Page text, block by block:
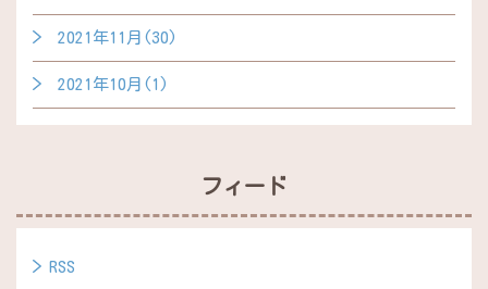
2021年11月(30)
2021年10月(1)
フィード
RSS